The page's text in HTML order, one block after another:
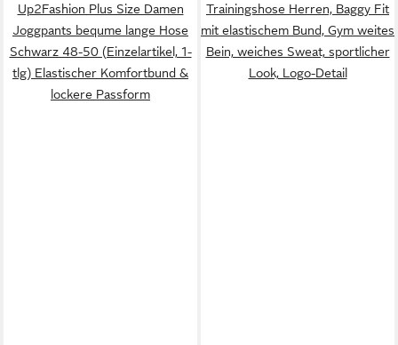
Up2Fashion Plus Size Damen
Joggpants bequme lange Hose
Schwarz 48-50 (Einzelartikel, 1-
tlg) Elastischer Komfortbund &
lockere Passform
Trainingshose Herren, Baggy Fit
mit elastischem Bund, Gym weites
Bein, weiches Sweat, sportlicher
Look, Logo-Detail